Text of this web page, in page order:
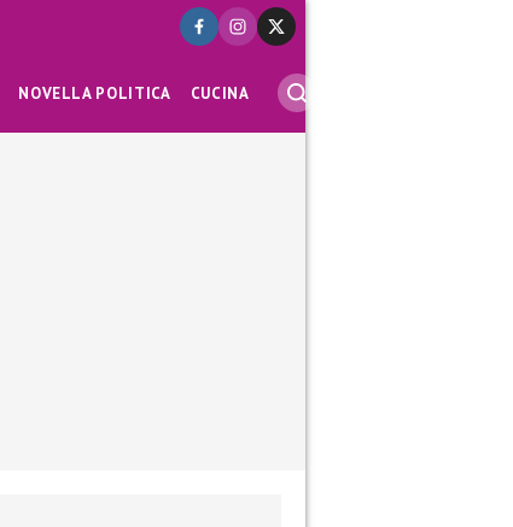
NOVELLA POLITICA CUCINA